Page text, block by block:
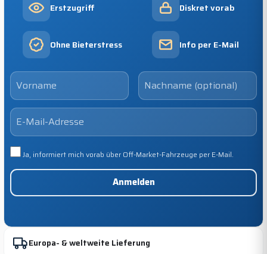
Erstzugriff Diskret vorab
Ohne Bieterstress Info per E-Mail
Ja, informiert mich vorab über Off-Market-Fahrzeuge per E-Mail.
Anmelden
Europa- & weltweite Lieferung